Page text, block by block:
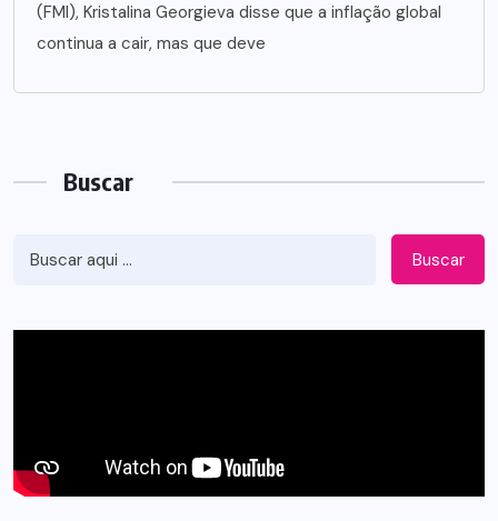
(FMI), Kristalina Georgieva disse que a inflação global
continua a cair, mas que deve
Buscar
Buscar